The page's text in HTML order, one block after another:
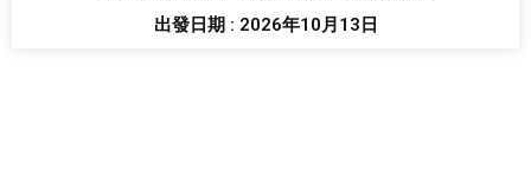
出發日期 : 2026年10月13日